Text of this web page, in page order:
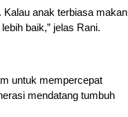
Kalau anak terbiasa makan
baik,” jelas Rani.
untuk mempercepat
mendatang tumbuh